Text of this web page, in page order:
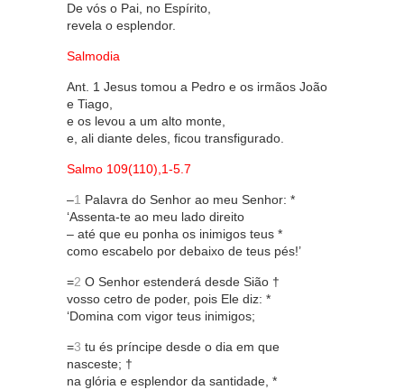
De vós o Pai, no Espírito,
revela o esplendor.
Salmodia
Ant. 1 Jesus tomou a Pedro e os irmãos João
e Tiago,
e os levou a um alto monte,
e, ali diante deles, ficou transfigurado.
Salmo 109(110),1-5.7
–1 Palavra do Senhor ao meu Senhor: *
‘Assenta-te ao meu lado direito
– até que eu ponha os inimigos teus *
como escabelo por debaixo de teus pés!’
=2 O Senhor estenderá desde Sião †
vosso cetro de poder, pois Ele diz: *
‘Domina com vigor teus inimigos;
=3 tu és príncipe desde o dia em que
nasceste; †
na glória e esplendor da santidade, *